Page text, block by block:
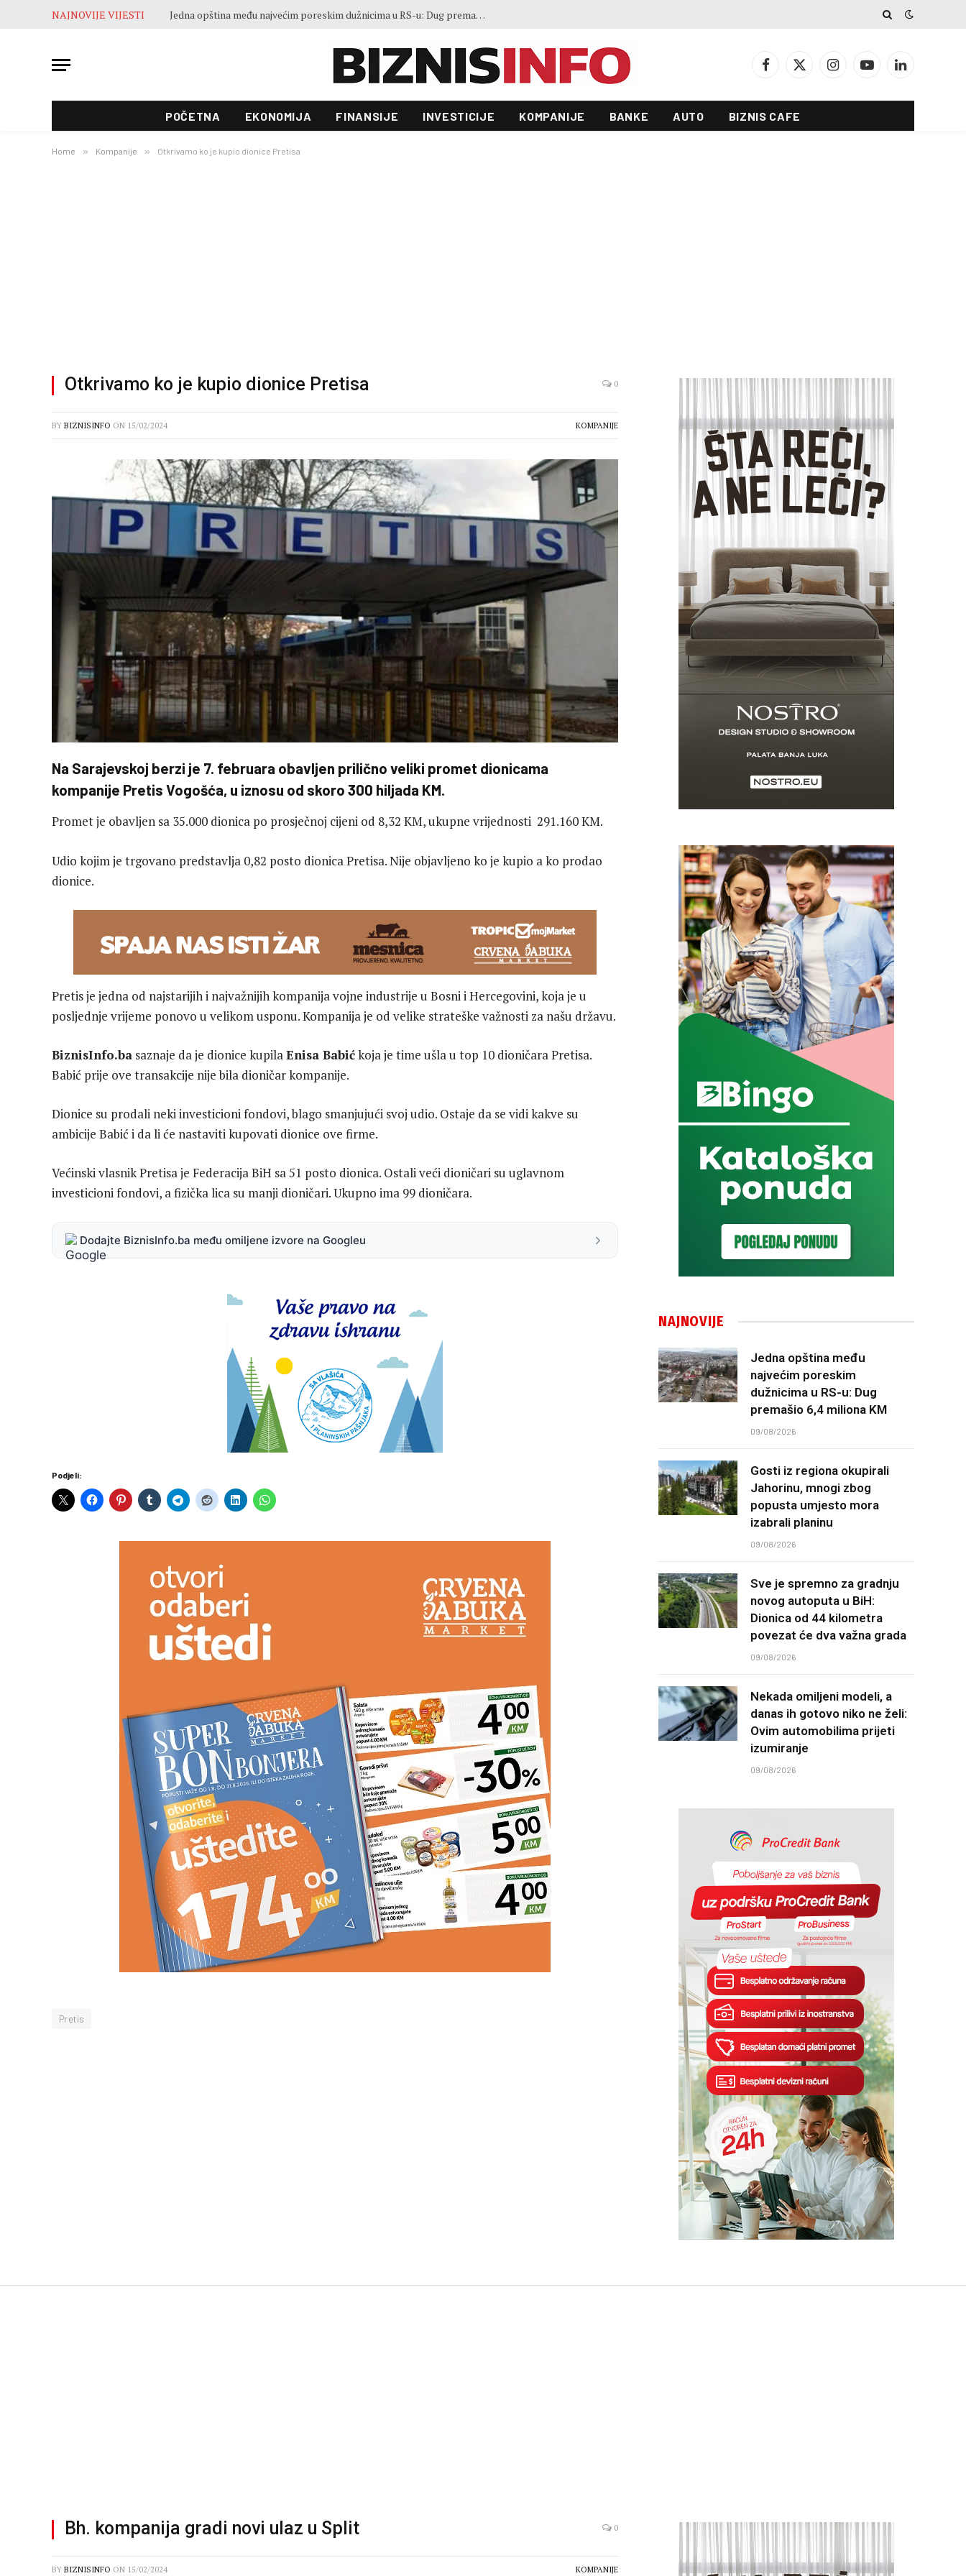
NAJNOVIJE VIJESTI Gosti iz regiona okupirali Jahorinu, mnogi zbog popusta umjesto mora izabrali planinu
Facebook
X
InstagramYouTubeLinkedIn
POČETNA EKONOMIJA FINANSIJE INVESTICIJE KOMPANIJE BANKE AUTO BIZNIS CAFE
Home » Kompanije » Otkrivamo ko je kupio dionice Pretisa
Otkrivamo ko je kupio dionice Pretisa 0
BY BIZNISINFO ON 15/02/2024 KOMPANIJE
Na Sarajevskoj berzi je 7. februara obavljen prilično veliki promet dionicama
kompanije Pretis Vogošća, u iznosu od skoro 300 hiljada KM.
Promet je obavljen sa 35.000 dionica po prosječnoj cijeni od 8,32 KM, ukupne vrijednosti 291.160 KM.
Udio kojim je trgovano predstavlja 0,82 posto dionica Pretisa. Nije objavljeno ko je kupio a ko prodao
dionice.
Pretis je jedna od najstarijih i najvažnijih kompanija vojne industrije u Bosni i Hercegovini, koja je u
posljednje vrijeme ponovo u velikom usponu. Kompanija je od velike strateške važnosti za našu državu.
BiznisInfo.ba saznaje da je dionice kupilaEnisa Babićkoja je time ušla u top 10 dioničara Pretisa.
Babić prije ove transakcije nije bila dioničar kompanije.
Dionice su prodali neki investicioni fondovi, blago smanjujući svoj udio. Ostaje da se vidi kakve su
ambicije Babić i da li će nastaviti kupovati dionice ove firme.
Većinski vlasnik Pretisa je Federacija BiH sa 51 posto dionica. Ostali veći dioničari su uglavnom
investicioni fondovi, a fizička lica su manji dioničari. Ukupno ima 99 dioničara.
Dodajte BiznisInfo.ba među omiljene izvore na Googleu
Podjeli:
Pretis
NAJNOVIJE
Jedna opština među
najvećim poreskim
dužnicima u RS-u: Dug
premašio 6,4 miliona KM
09/08/2026
Gosti iz regiona okupirali
Jahorinu, mnogi zbog
popusta umjesto mora
izabrali planinu
09/08/2026
Sve je spremno za gradnju
novog autoputa u BiH:
Dionica od 44 kilometra
povezat će dva važna grada
09/08/2026
Nekada omiljeni modeli, a
danas ih gotovo niko ne želi:
Ovim automobilima prijeti
izumiranje
09/08/2026
Bh. kompanija gradi novi ulaz u Split 0
BY BIZNISINFO ON 15/02/2024 KOMPANIJE